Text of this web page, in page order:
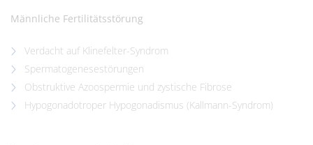
Männliche Fertilitätsstörung
Verdacht auf Klinefelter-Syndrom
Spermatogenesestörungen
Obstruktive Azoospermie und zystische Fibrose
Hypogonadotroper Hypogonadismus (Kallmann-Syndrom)